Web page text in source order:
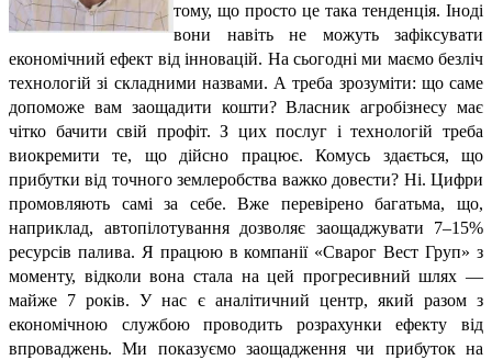
тому, що просто це така тенденція. Іноді
вони навіть не можуть зафіксувати
економічний ефект від інновацій. На сьогодні ми маємо безліч
технологій зі складними назвами. А треба зрозуміти: що саме
допоможе вам заощадити кошти? Власник агробізнесу має
чітко бачити свій профіт. З цих послуг і технологій треба
виокремити те, що дійсно працює. Комусь здається, що
прибутки від точного землеробства важко довести? Ні. Цифри
промовляють самі за себе. Вже перевірено багатьма, що,
наприклад, автопілотування дозволяє заощаджувати 7–15%
ресурсів палива. Я працюю в компанії «Сварог Вест Груп» з
моменту, відколи вона стала на цей прогресивний шлях —
майже 7 років. У нас є аналітичний центр, який разом з
економічною службою проводить розрахунки ефекту від
впроваджень. Ми показуємо заощадження чи прибуток на